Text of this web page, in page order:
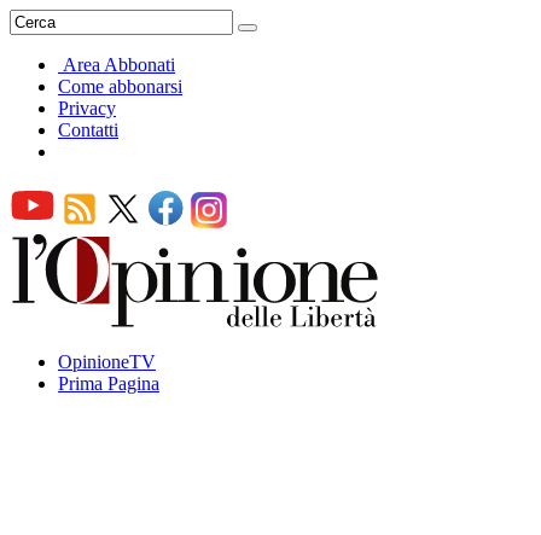
Area Abbonati
Come abbonarsi
Privacy
Contatti
OpinioneTV
Prima Pagina